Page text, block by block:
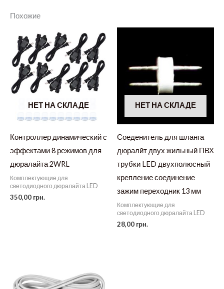
Похожие
НЕТ НА СКЛАДЕ
Контроллер динамический с
эффектами 8 режимов для
дюралайта 2WRL
Комплектующие для
светодиодного дюралайта LED
350,00 грн.
НЕТ НА СКЛАДЕ
Соеденитель для шланга
дюралйт двух жильный ПВХ
трубки LED двухполюсный
крепление соединение
зажим переходник 13 мм
Комплектующие для
светодиодного дюралайта LED
28,00 грн.